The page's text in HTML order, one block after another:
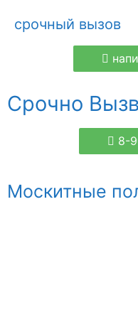
срочный вызов
Срочно
8-
Москитные